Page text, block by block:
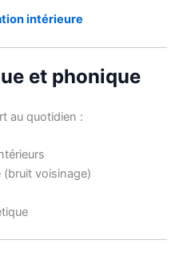
intérieure
et phonique
au quotidien :
voisinage)